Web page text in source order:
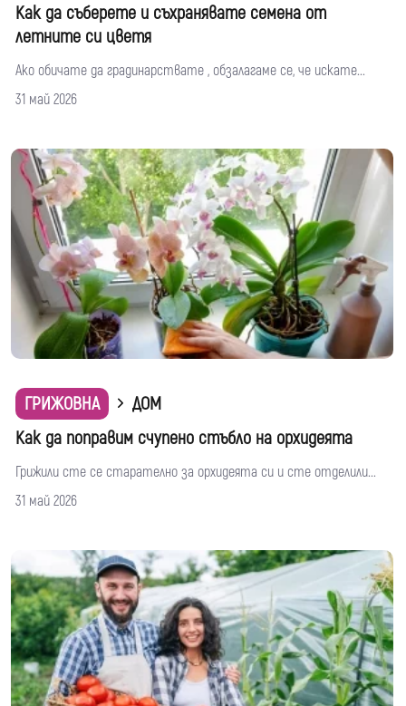
Как да съберете и съхранявате семена от
летните си цветя
Ако обичате да градинарствате , обзалагаме се, че искате...
31 май 2026
ГРИЖОВНА
ДОМ
Как да поправим счупено стъбло на орхидеята
Грижили сте се старателно за орхидеята си и сте отделили...
31 май 2026